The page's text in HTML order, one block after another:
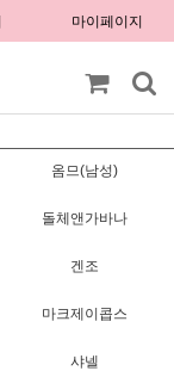
마이페이지
옴므(남성)
돌체앤가바나
겐조
마크제이콥스
샤넬